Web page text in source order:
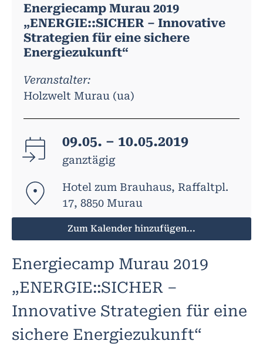
Energiecamp Murau 2019
„ENERGIE::SICHER – Innovative
Strategien für eine sichere
Energiezukunft“
Veranstalter:
Holzwelt Murau (ua)
09.05. – 10.05.2019
ganztägig
Hotel zum Brauhaus, Raffaltpl.
17, 8850 Murau
Zum Kalender hinzufügen...
Energiecamp Murau 2019
„ENERGIE::SICHER –
Innovative Strategien für eine
sichere Energiezukunft“